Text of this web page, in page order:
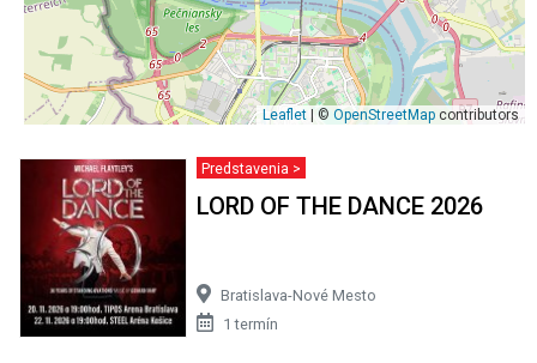
Leaflet | © OpenStreetMap contributors
Predstavenia >
LORD OF THE DANCE 2026
Bratislava-Nové Mesto
1 termín